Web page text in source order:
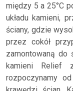
między 5 a 25°C
układu kamieni,
ściany, gdzie
przez cokół
zamontowaną do
kamieni Relief
rozpoczynamy